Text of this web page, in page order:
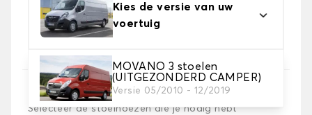
Kies de versie van uw
voertuig
MOVANO 3 stoelen
(UITGEZONDERD CAMPER)
Versie 05/2010 - 12/2019
2. Set hoezen
Selecteer de stoelhoezen die je nodig hebt